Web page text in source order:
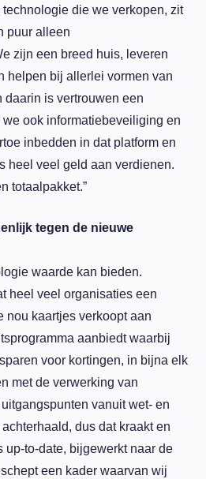
die we verkopen, zit
puur alleen
zijn een breed huis, leveren
helpen bij allerlei vormen van
daarin is vertrouwen een
ook informatiebeveiliging en
inbedden in dat platform en
heel veel geld aan verdienen.
totaalpakket.”
tegen de nieuwe
waarde kan bieden.
heel veel organisaties een
nou kaartjes verkoopt aan
aanbiedt waarbij
voor kortingen, in bijna elk
met de verwerking van
vanuit wet- en
dus dat kraakt en
up-to-date, bijgewerkt naar de
een kader waarvan wij